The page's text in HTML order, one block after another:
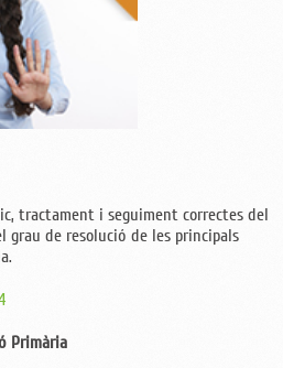
tractament i seguiment correctes del
de resolució de les principals
Primària